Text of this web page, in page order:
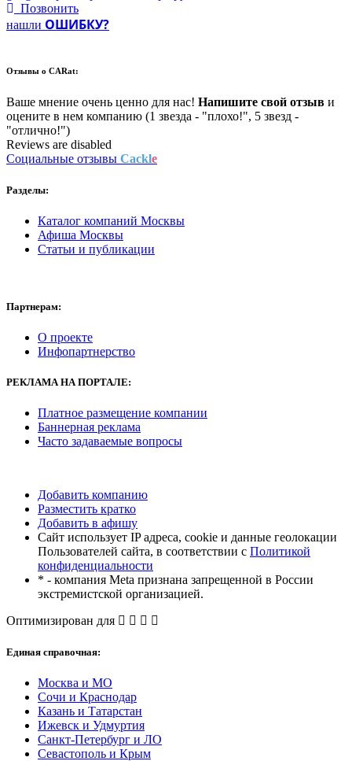
Позвонить
нашли ОШИБКУ?
Отзывы о CARat:
Ваше мнение очень ценно для нас! Напишите свой отзыв и
оцените в нем компанию (1 звезда - "плохо!", 5 звезд -
"отлично!")
Reviews are disabled
Социальные отзывы Cackle
Разделы:
Каталог компаний Москвы
Афиша Москвы
Статьи и публикации
Партнерам:
О проекте
Инфопартнерство
РЕКЛАМАНА ПОРТАЛЕ:
Платное размещение компании
Баннерная реклама
Часто задаваемые вопросы
Добавить компанию
Разместить кратко
Добавить в афишу
Сайт использует IP адреса, cookie и данные геолокации
Пользователей сайта, в соответствии с Политикой
конфиденциальности
* - компания Meta признана запрещенной в России
экстремистской организацией.
Оптимизирован для
Единая справочная:
Москва и МО
Сочи и Краснодар
Казань и Татарстан
Ижевск и Удмуртия
Санкт-Петербург и ЛО
Севастополь и Крым